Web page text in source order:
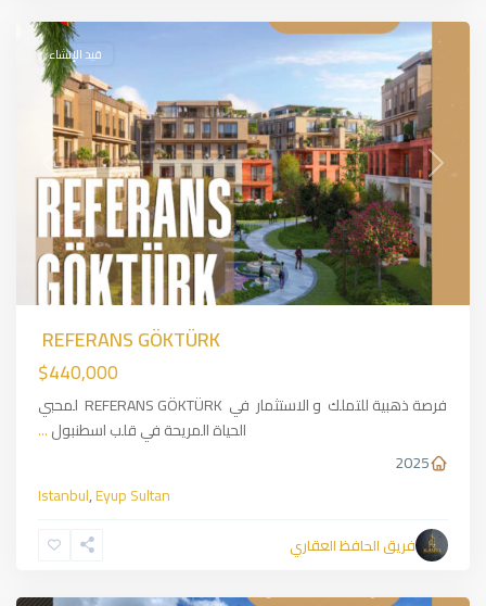
Next
قيد الإنشاء
REFERANS GÖKTÜRK
$440,000
فرصة ذهبية للتملك و الاستثمار في REFERANS GÖKTÜRK لمحبي
الحياة المريحة في قلب اسطنبول...
2025
Istanbul,Eyup Sultan
فريق الحافظ العقاري
Beylikduzu,